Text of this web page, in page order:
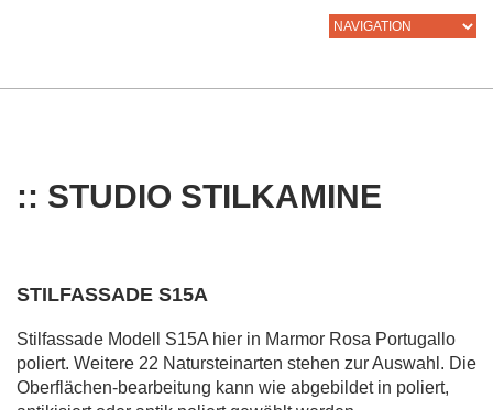
:: STUDIO STILKAMINE
STILFASSADE S15A
Stilfassade Modell S15A hier in Marmor Rosa Portugallo
poliert. Weitere 22 Natursteinarten stehen zur Auswahl. Die
Oberflächen-bearbeitung kann wie abgebildet in poliert,